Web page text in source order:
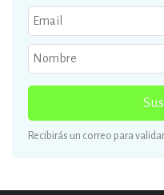
Recibirás un correo para